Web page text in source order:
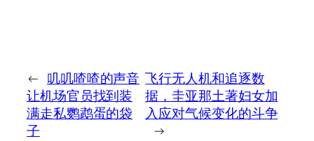
← 叽叽喳喳的声音
让机场官员找到装
满走私鹦鹉蛋的袋
子
飞行无人机和追逐数
据，圭亚那土著妇女加
入应对气候变化的斗争
→